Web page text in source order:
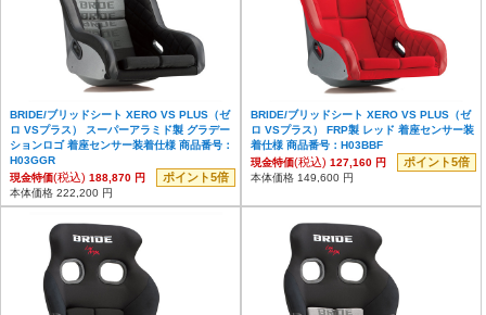
BRIDE/ブリッドシート XERO VS PLUS（ゼ
ロ VSプラス） スーパーアラミド製 グラデー
ションロゴ 着座センサー装着仕様 商品番号：
H03GGR
現金特価(税込) 188,870 円 ポイント5倍
本体価格 222,200 円
BRIDE/ブリッドシート XERO VS PLUS（ゼ
ロ VSプラス） FRP製 レッド 着座センサー装
着仕様 商品番号：H03BBF
現金特価(税込) 127,160 円 ポイント5倍
本体価格 149,600 円